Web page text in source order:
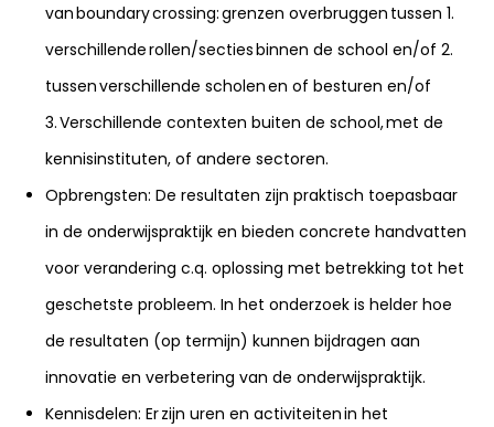
van boundary crossing: grenzen overbruggen tussen 1.
verschillende rollen/secties binnen de school en/of 2.
tussen verschillende scholen en of besturen en/of
3. Verschillende contexten buiten de school, met de
kennisinstituten, of andere sectoren.
Opbrengsten: De resultaten zijn praktisch toepasbaar
in de onderwijspraktijk en bieden concrete handvatten
voor verandering c.q. oplossing met betrekking tot het
geschetste probleem. In het onderzoek is helder hoe
de resultaten (op termijn) kunnen bijdragen aan
innovatie en verbetering van de onderwijspraktijk.
Kennisdelen: Er zijn uren en activiteiten in het